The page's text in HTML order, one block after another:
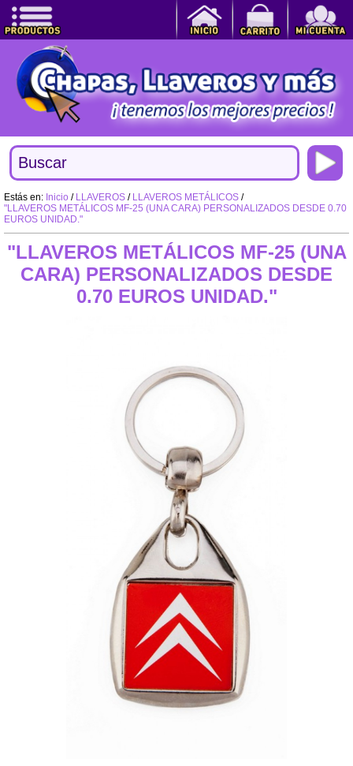
Estás en: Inicio / LLAVEROS / LLAVEROS METÁLICOS /
"LLAVEROS METÁLICOS MF-25 (UNA CARA) PERSONALIZADOS DESDE 0.70
EUROS UNIDAD."
"LLAVEROS METÁLICOS MF-25 (UNA
CARA) PERSONALIZADOS DESDE
0.70 EUROS UNIDAD."